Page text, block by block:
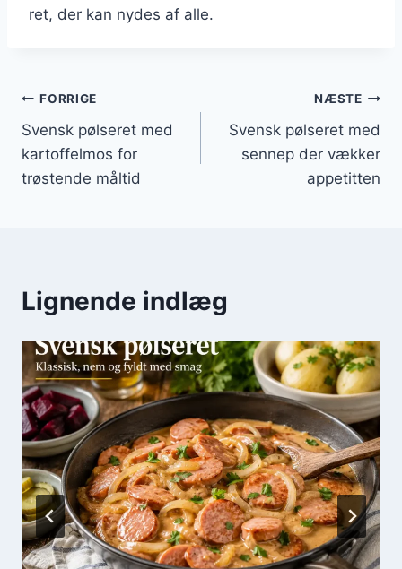
ret, der kan nydes af alle.
Indlægsnavigation
FORRIGE
Svensk pølseret med
kartoffelmos for
trøstende måltid
NÆSTE
Svensk pølseret med
sennep der vækker
appetitten
Lignende indlæg